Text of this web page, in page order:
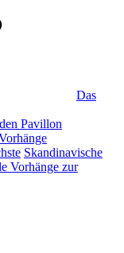
Das
Pavillon
Skandinavische
Vorhänge zur